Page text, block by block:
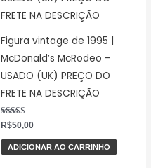
Figura vintage de 1995 |
McDonald’s McRodeo –
USADO (UK) PREÇO DO
FRETE NA DESCRIÇÃO
Avaliação
5.00
de 5
R$50,00
ADICIONAR AO CARRINHO